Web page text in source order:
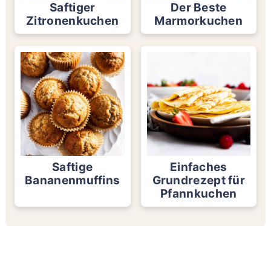
Saftiger
Zitronenkuchen
Der Beste
Marmorkuchen
Saftige
Bananenmuffins
Einfaches
Grundrezept für
Pfannkuchen